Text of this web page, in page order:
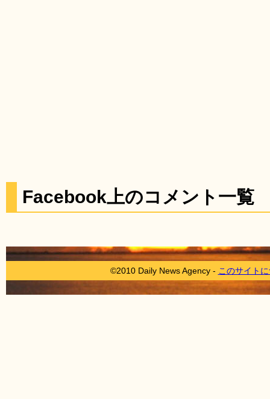
Facebook上のコメント一覧
©2010 Daily News Agency - このサイト